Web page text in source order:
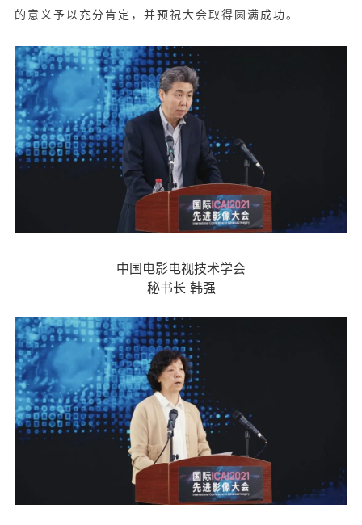
的意义予以充分肯定，并预祝大会取得圆满成功。
中国电影电视技术学会
秘书长 韩强